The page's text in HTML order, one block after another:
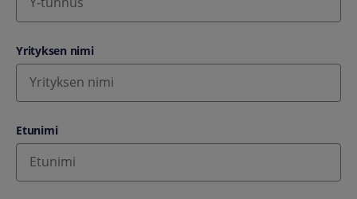
Yrityksen nimi
Etunimi